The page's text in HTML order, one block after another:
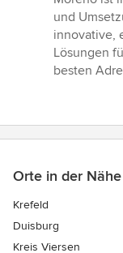
und
innovative,
Lösungen
besten
Orte in der Nähe
Krefeld
Duisburg
Kreis Viersen